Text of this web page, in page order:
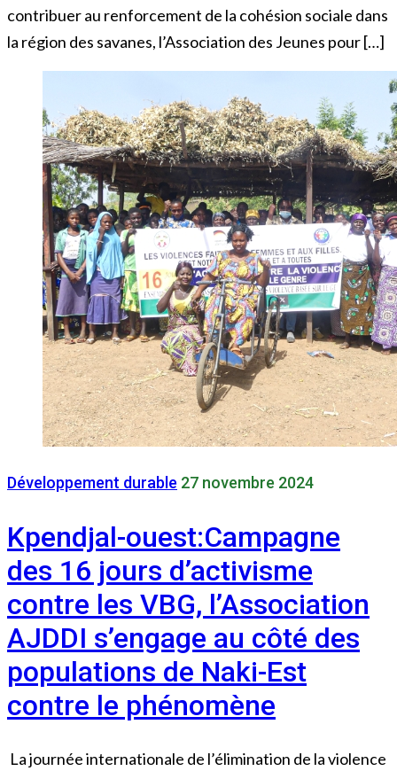
contribuer au renforcement de la cohésion sociale dans
la région des savanes, l’Association des Jeunes pour […]
Développement durable 27 novembre 2024
Kpendjal-ouest:Campagne
des 16 jours d’activisme
contre les VBG, l’Association
AJDDI s’engage au côté des
populations de Naki-Est
contre le phénomène
La journée internationale de l’élimination de la violence